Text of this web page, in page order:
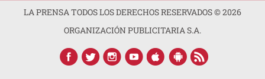
LA PRENSA TODOS LOS DERECHOS RESERVADOS ©2026
ORGANIZACIÓN PUBLICITARIA S.A.